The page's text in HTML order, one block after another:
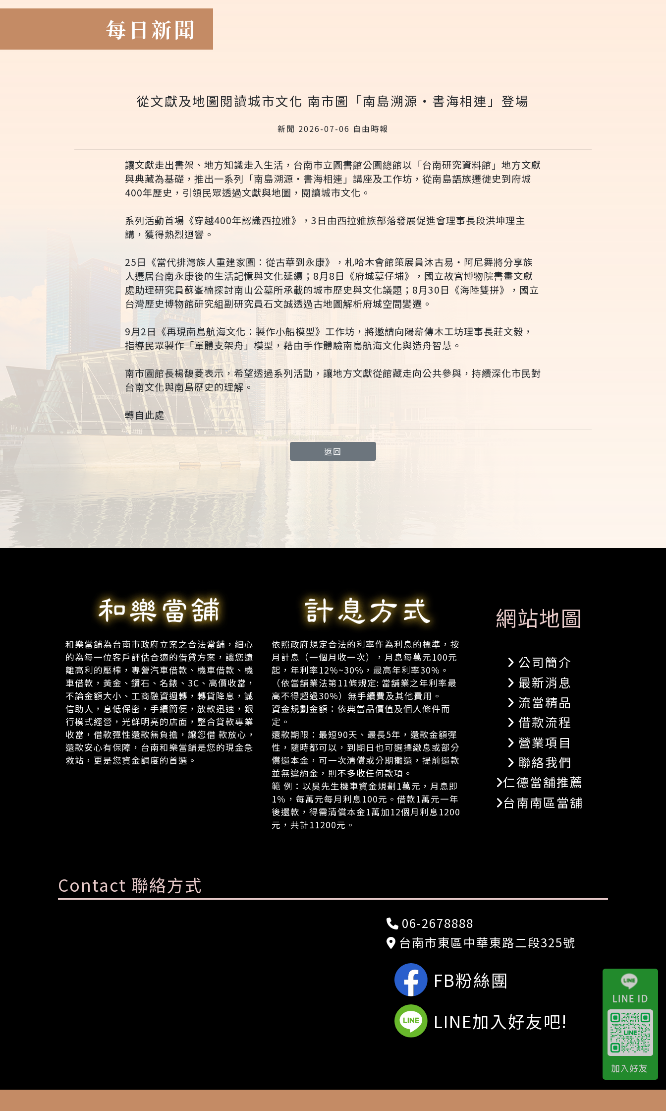
每日新聞
從文獻及地圖閱讀城市文化 南市圖「南島溯源‧書海相連」登場
新聞 2026-07-06 自由時報
讓文獻走出書架、地方知識走入生活，台南市立圖書館公園總館以「台南研究資料館」地方文獻
與典藏為基礎，推出一系列「南島溯源‧書海相連」講座及工作坊，從南島語族遷徙史到府城
400年歷史，引領民眾透過文獻與地圖，閱讀城市文化。
系列活動首場《穿越400年認識西拉雅》，3日由西拉雅族部落發展促進會理事長段洪坤理主
講，獲得熱烈迴響。
25日《當代排灣族人重建家園：從古華到永康》，札哈木會館策展員沐古易‧阿尼舞將分享族
人遷居台南永康後的生活記憶與文化延續；8月8日《府城墓仔埔》，國立故宮博物院書畫文獻
處助理研究員蘇峯楠探討南山公墓所承載的城市歷史與文化議題；8月30日《海陸雙拼》，國立
台灣歷史博物館研究組副研究員石文誠透過古地圖解析府城空間變遷。
9月2日《再現南島航海文化：製作小船模型》工作坊，將邀請向陽薪傳木工坊理事長莊文毅，
指導民眾製作「單體支架舟」模型，藉由手作體驗南島航海文化與造舟智慧。
南市圖館長楊馥菱表示，希望透過系列活動，讓地方文獻從館藏走向公共參與，持續深化市民對
台南文化與南島歷史的理解。
轉自此處
返回
和樂當舖為台南市政府立案之合法當舖，細心
的為每一位客戶評估合適的借貸方案，讓您遠
離高利的壓榨，專營汽車借款、機車借款、機
車借款，黃金、鑽石、名錶、3C、高價收當，
不論金額大小、工商融資週轉，轉貸降息，誠
信助人，息低保密，手續簡便，放款迅速，銀
行模式經營，光鮮明亮的店面，整合貸款專業
收當，借款彈性還款無負擔，讓您借 款放心，
還款安心有保障，台南和樂當舖是您的現金急
救站，更是您資金調度的首選。
依照政府規定合法的利率作為利息的標準，按
月計息（一個月收一次），月息每萬元100元
起，年利率12%~30%，最高年利率30%。
（依當舖業法第11條規定: 當舖業之年利率最
高不得超過30%）無手續費及其他費用。
資金規劃金額：依典當品價值及個人條件而
定。
還款期限：最短90天、最長5年，還款金額彈
性，隨時都可以，到期日也可選擇繳息或部分
償還本金，可一次清償或分期攤還，提前還款
並無違約金，則不多收任何款項。
範 例：以吳先生機車資金規劃1萬元，月息即
1％，每萬元每月利息100元。借款1萬元一年
後還款，得需清償本金1萬加12個月利息1200
元，共計11200元。
網站地圖
公司簡介
最新消息
流當精品
借款流程
營業項目
聯絡我們
仁德當舖推薦
台南南區當舖
Contact 聯絡方式
06-2678888
台南市東區中華東路二段325號
FB粉絲團
LINE加入好友吧!